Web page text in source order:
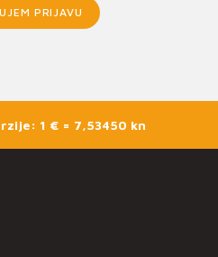
PRIJAVU
1 € = 7,53450 kn